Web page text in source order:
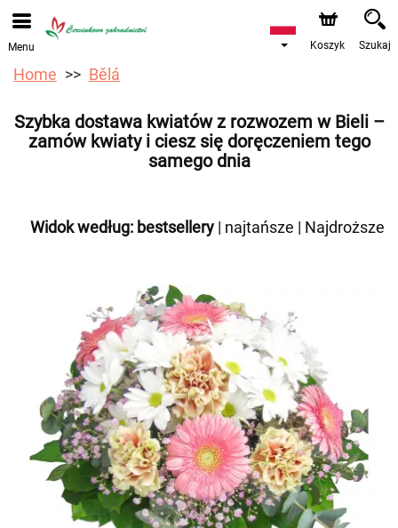
Przyjmujemy zamówienia za pośrednictwem naszego
sklepu internetowego. Najbliższy możliwy termin dostawy
to 12.08.2026 z powodu urlopu.
Menu Koszyk Szukaj
Home Bělá
Szybka dostawa kwiatów z rozwozem w Bieli –
zamów kwiaty i ciesz się doręczeniem tego
samego dnia
Widok według: bestsellery | najtańsze | Najdroższe